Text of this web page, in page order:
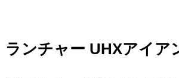
ランチャー UHXアイア